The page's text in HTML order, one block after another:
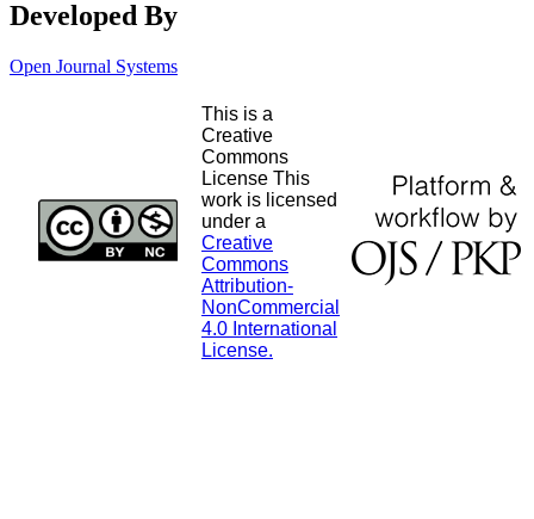
Developed By
Open Journal Systems
This is a
Creative
Commons
License This
work is licensed
under a
Creative
Commons
Attribution-
NonCommercial
4.0 International
License.